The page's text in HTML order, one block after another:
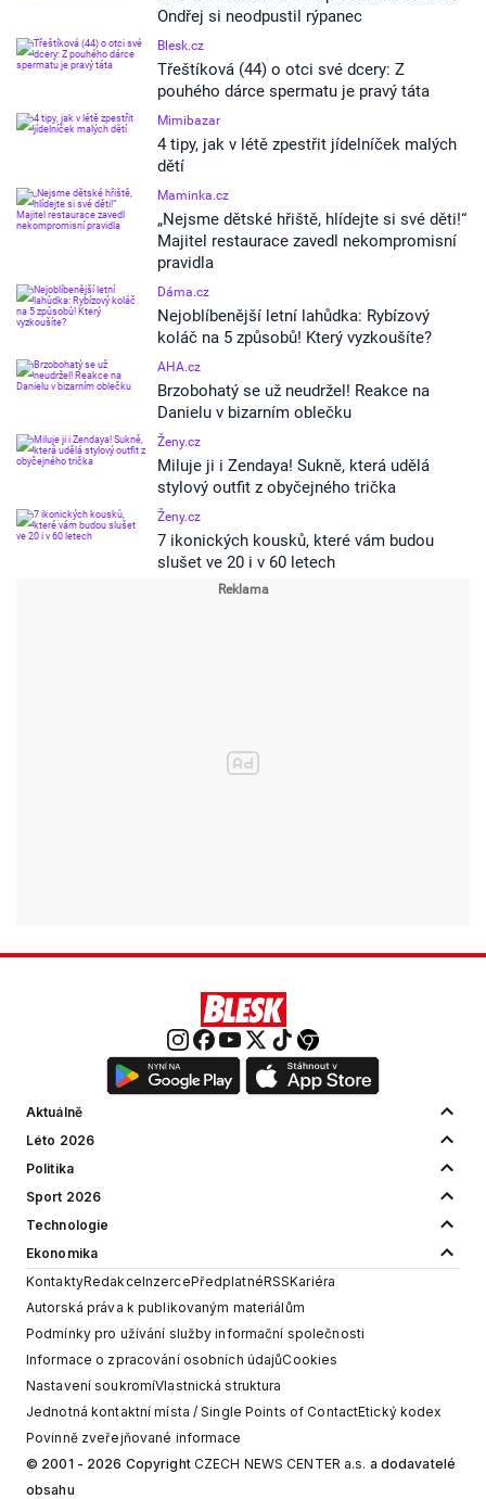
Ondřej si neodpustil rýpanec
Blesk.cz
Třeštíková (44) o otci své dcery: Z
pouhého dárce spermatu je pravý táta
Mimibazar
4 tipy, jak v létě zpestřit jídelníček malých
dětí
Maminka.cz
„Nejsme dětské hřiště, hlídejte si své děti!“
Majitel restaurace zavedl nekompromisní
pravidla
Dáma.cz
Nejoblíbenější letní lahůdka: Rybízový
koláč na 5 způsobů! Který vyzkoušíte?
AHA.cz
Brzobohatý se už neudržel! Reakce na
Danielu v bizarním oblečku
Ženy.cz
Miluje ji i Zendaya! Sukně, která udělá
stylový outfit z obyčejného trička
Ženy.cz
7 ikonických kousků, které vám budou
slušet ve 20 i v 60 letech
Aktuálně
Léto 2026
Politika
Sport 2026
Technologie
Ekonomika
KontaktyRedakceInzercePředplatnéRSSKariéra
Autorská práva k publikovaným materiálům
Podmínky pro užívání služby informační společnosti
Informace o zpracování osobních údajůCookies
Nastavení soukromíVlastnická struktura
Jednotná kontaktní místa / Single Points of ContactEtický kodex
Povinně zveřejňované informace
© 2001 - 2026 Copyright CZECH NEWS CENTER a.s. a dodavatelé
obsahu